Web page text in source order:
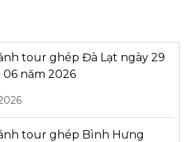
tour ghép Đà Lạt ngày 29
năm 2026
tour ghép Bình Hưng